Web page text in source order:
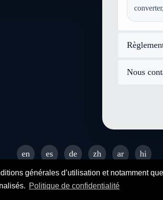
générales d’utilisation et notamment
Politique de confidentialité
Nous
en es de zh ar
hi
© 2026 SENDEYO - All rights reserved